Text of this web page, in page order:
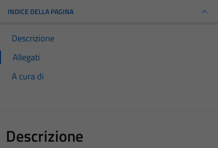
INDICE DELLA PAGINA
Descrizione
Allegati
A cura di
Descrizione